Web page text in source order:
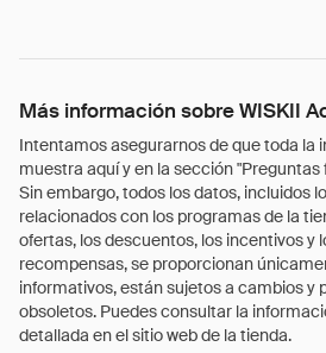
Más información sobre WISKII
Intentamos asegurarnos de que toda la
muestra aquí y en la sección
Sin embargo, todos los datos, incluidos
relacionados con los programas de la
ofertas, los descuentos, los incentivos y
recompensas, se proporcionan
informativos, están sujetos a cambios y
obsoletos. Puedes consultar la
detallada en el sitio web de la tienda.